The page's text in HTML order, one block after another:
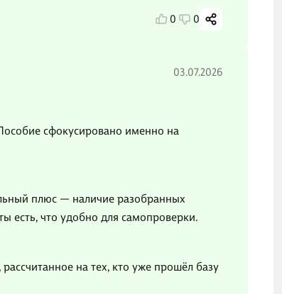
0 0
03.07.2026
сфокусировано именно на
плюс — наличие разобранных
есть, что удобно для самопроверки.
на тех, кто уже прошёл базу